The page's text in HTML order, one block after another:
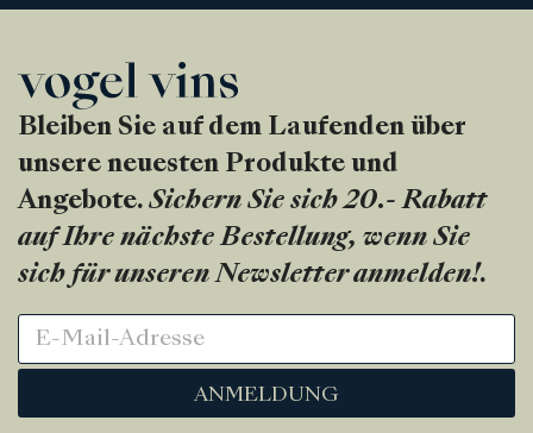
Bleiben Sie auf dem Laufenden über
unsere neuesten Produkte und
Angebote. Sichern Sie sich 20.- Rabatt
auf Ihre nächste Bestellung, wenn Sie
sich für unseren Newsletter anmelden!.
ANMELDUNG